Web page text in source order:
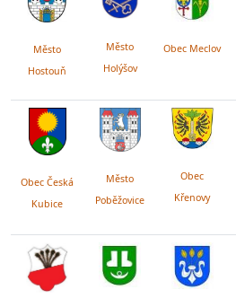
Město
Hostouň
Město
Holýšov
Obec Meclov
Obec Česká
Kubice
Město
Poběžovice
Obec
Křenovy